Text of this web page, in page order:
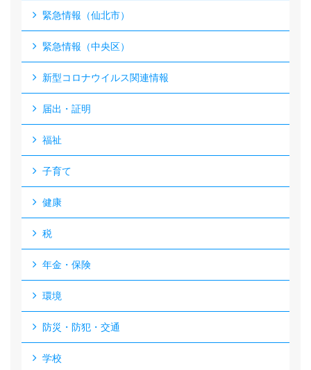
緊急情報（仙北市）
緊急情報（中央区）
新型コロナウイルス関連情報
届出・証明
福祉
子育て
健康
税
年金・保険
環境
防災・防犯・交通
学校